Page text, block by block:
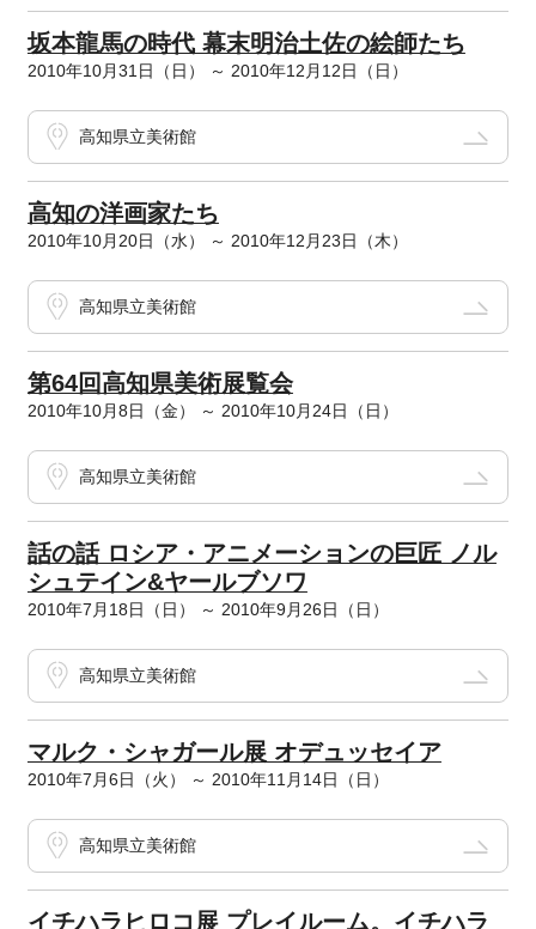
坂本龍馬の時代 幕末明治土佐の絵師たち
2010年10月31日（日） ～ 2010年12月12日（日）
高知県立美術館
高知の洋画家たち
2010年10月20日（水） ～ 2010年12月23日（木）
高知県立美術館
第64回高知県美術展覧会
2010年10月8日（金） ～ 2010年10月24日（日）
高知県立美術館
話の話 ロシア・アニメーションの巨匠 ノル
シュテイン&ヤールブソワ
2010年7月18日（日） ～ 2010年9月26日（日）
高知県立美術館
マルク・シャガール展 オデュッセイア
2010年7月6日（火） ～ 2010年11月14日（日）
高知県立美術館
イチハラヒロコ展 プレイルーム。イチハラ